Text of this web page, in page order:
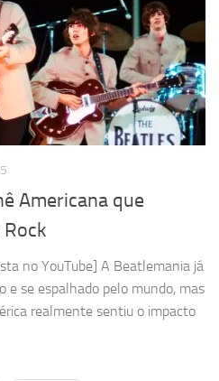
Americana que
no YouTube] A Beatlemania já
se espalhado pelo mundo, mas
realmente sentiu o impacto